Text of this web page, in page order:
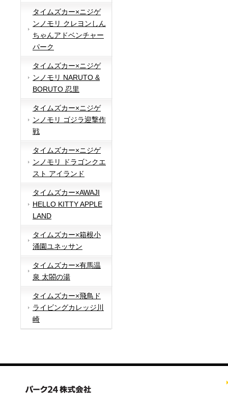
タイムズカー×ニジゲ
ンノモリ クレヨンしん
ちゃんアドベンチャー
パーク
タイムズカー×ニジゲ
ンノモリ NARUTO &
BORUTO 忍里
タイムズカー×ニジゲ
ンノモリ ゴジラ迎撃作
戦
タイムズカー×ニジゲ
ンノモリ ドラゴンクエ
スト アイランド
タイムズカー×AWAJI
HELLO KITTY APPLE
LAND
タイムズカー×箱根小
涌園ユネッサン
タイムズカー×有馬温
泉 太閤の湯
タイムズカー×飛鳥ド
ライビングカレッジ川
崎